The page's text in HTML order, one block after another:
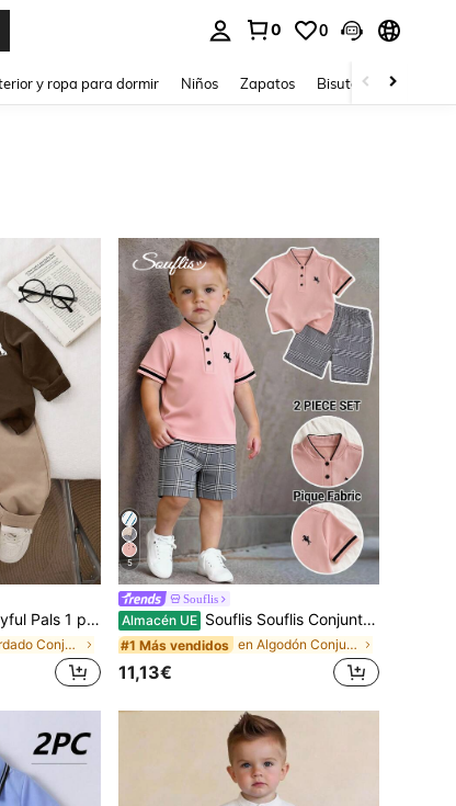
0 0
y ropa para dormir Niños Zapatos Bisutería Y
en el pecho y Pantalones de cintura elástica en todos los tonos de marrón, Casual de otoño a juego con la familia
en Bordado Conjuntos para bebés niños
5
Souflis
Almacén UE Souflis Souflis Conjunto de camiseta de manga corta con cuello mandarín elegante y minimalista & pantalones de color de contraste para bebé niño, a cuadros rosa
#1 Más vendidos en Algodón Conjuntos de polo para bebés niños
11,13€